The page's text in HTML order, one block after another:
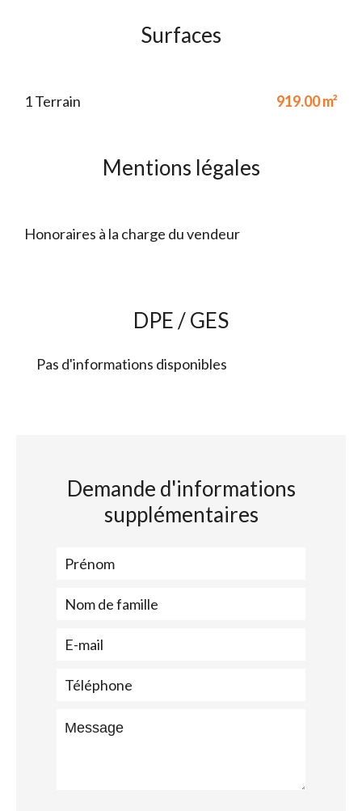
Surfaces
1 Terrain 919.00 m²
Mentions légales
Honoraires à la charge du vendeur
DPE / GES
Pas d'informations disponibles
Demande d'informations
supplémentaires